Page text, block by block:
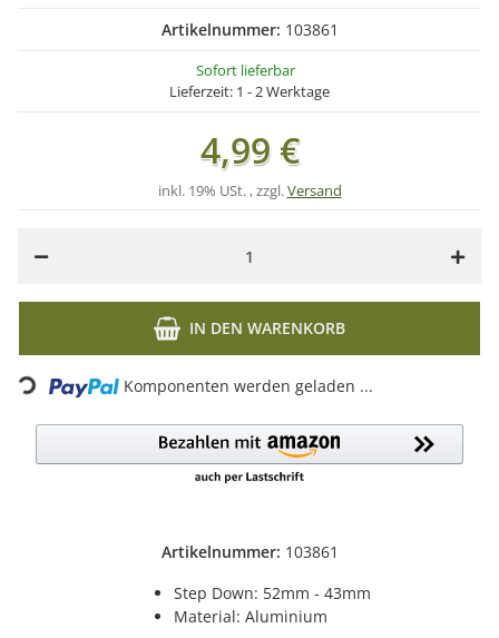
Artikelnummer: 103861
Step Down: 52mm - 43mm
Material: Aluminium
Artikelnummer: 103861
Sofort lieferbar
Lieferzeit: 1 - 2 Werktage
4,99 €
inkl. 19% USt. , zzgl.Versand
IN DEN WARENKORB
Loading... Komponenten werden geladen ...